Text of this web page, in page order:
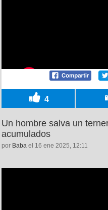
4
Un hombre salva un
acumulados
por Baba el 16 ene 2025, 12:11